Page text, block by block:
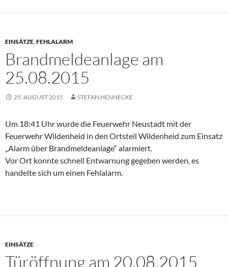
EINSÄTZE,FEHLALARM
Brandmeldeanlage am
25.08.2015
25. AUGUST 2015 STEFAN HENNECKE
Um 18:41 Uhr wurde die Feuerwehr Neustadt mit der
Feuerwehr Wildenheid in den Ortsteil Wildenheid zum Einsatz
„Alarm über Brandmeldeanlage“ alarmiert.
Vor Ort konnte schnell Entwarnung gegeben werden, es
handelte sich um einen Fehlalarm.
EINSÄTZE
Türöffnung am 20.08.2015